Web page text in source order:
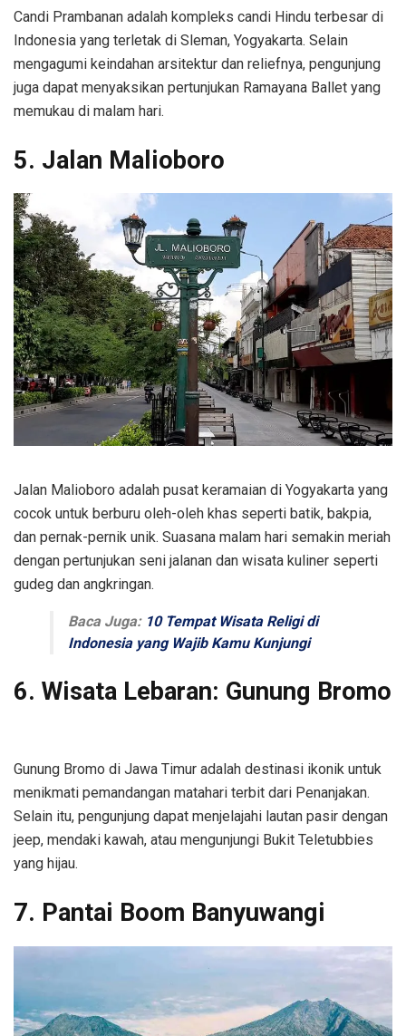
Candi Prambanan adalah kompleks candi Hindu terbesar di
Indonesia yang terletak di Sleman, Yogyakarta. Selain
mengagumi keindahan arsitektur dan reliefnya, pengunjung
juga dapat menyaksikan pertunjukan Ramayana Ballet yang
memukau di malam hari.
5. Jalan Malioboro
Jalan Malioboro adalah pusat keramaian di Yogyakarta yang
cocok untuk berburu oleh-oleh khas seperti batik, bakpia,
dan pernak-pernik unik. Suasana malam hari semakin meriah
dengan pertunjukan seni jalanan dan wisata kuliner seperti
gudeg dan angkringan.
Baca Juga: 10 Tempat Wisata Religi di
Indonesia yang Wajib Kamu Kunjungi
6. Wisata Lebaran: Gunung Bromo
Gunung Bromo di Jawa Timur adalah destinasi ikonik untuk
menikmati pemandangan matahari terbit dari Penanjakan.
Selain itu, pengunjung dapat menjelajahi lautan pasir dengan
jeep, mendaki kawah, atau mengunjungi Bukit Teletubbies
yang hijau.
7. Pantai Boom Banyuwangi